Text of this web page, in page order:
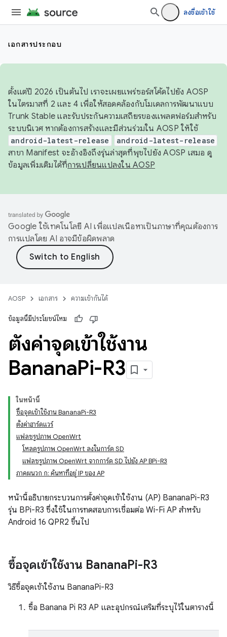
ลงชื่อเข้าใช้
เอกสารประกอบ
ตั้งแต่ปี 2026 เป็นต้นไป เราจะเผยแพร่ซอร์สโค้ดไปยัง AOSP
ในไตรมาสที่ 2 และ 4 เพื่อให้สอดคล้องกับโมเดลการพัฒนาแบบ
Trunk Stable และรับประกันความเสถียรของแพลตฟอร์มสำหรับ
ระบบนิเวศ หากต้องการสร้างและมีส่วนร่วมใน AOSP ให้ใช้
android-latest-release android-latest-release
สาขา Manifest จะอ้างอิงถึงรุ่นล่าสุดที่พุชไปยัง AOSP เสมอ ดู
ข้อมูลเพิ่มเติมได้ที่การเปลี่ยนแปลงใน AOSP
Google ใช้เทคโนโลยี AI เพื่อแปลเนื้อหาเป็นภาษาที่คุณต้องการ
การแปลโดย AI อาจมีข้อผิดพลาด
AOSP เอกสาร ความเข้ากันได้
ข้อมูลนี้มีประโยชน์ไหม
ตั้งค่าจุดเข้าใช้งาน
BananaPi-R3
ในหน้านี้
ซื้อจุดเข้าใช้งาน BananaPi-R3
ตั้งค่าฮาร์ดแวร์
แฟลชรูปภาพ OpenWrt
โหลดรูปภาพ OpenWrt ลงในการ์ด SD
แฟลชรูปภาพ OpenWrt จากการ์ด SD ไปยัง AP BPi-R3
ภาคผนวก ก: ค้นหาที่อยู่ IP ของ AP
หน้านี้อธิบายกระบวนการตั้งค่าจุดเข้าใช้งาน (AP) BananaPi-R3
รุ่น BPi-R3 ซึ่งใช้ในการทดสอบการเชื่อมต่อ Wi-Fi AP สำหรับ
Android 16 QPR2 ขึ้นไป
ซื้อจุดเข้าใช้งาน BananaPi-R3
วิธีซื้อจุดเข้าใช้งาน BananaPi-R3
ซื้อ Banana Pi R3 AP และอุปกรณ์เสริมที่ระบุไว้ในตารางนี้